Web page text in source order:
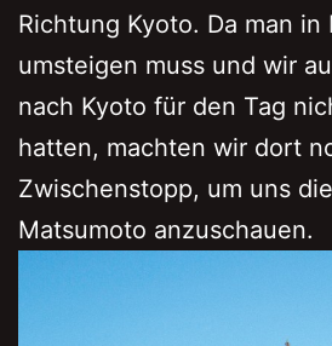
Richtung Kyoto. Da man in
umsteigen muss und wir
nach Kyoto für den Tag
hatten, machten wir dort
Zwischenstopp, um uns
Matsumoto anzuschauen.